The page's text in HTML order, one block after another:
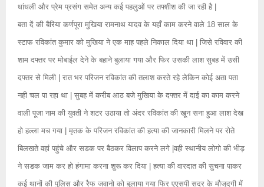
धांधली और प्रेम प्रसंग समेत अन्य कई पहलुओं पर तफ्शीश की जा रही है |
बता दें की बैरिया कर्णपूरा मुखिया रामनाथ यादव के यहाँ काम करने वाले 18 साल के
स्टाफ रविकांत कुमार को मुखिया ने एक माह पहले निकाल दिया था | जिसे रविवार की
शाम दफ्तर पर मोबाईल देने के बहाने बुलाया गया और फिर उसकी लाश सुबह में उसी
दफ्तर से मिली | रात भर परिजन रविकांत की तलाश करते रहे लेकिन कोई अता पता
नही चल पा रहा था | सुबह में करीब आठ बजे मुखिया के दफ्तर में दाई का काम करने
वाली पूजा नाम की युवती ने शटर उठाया तो अंदर रविकांत की खून सना हुआ लाश देख
हो हल्ला मच गया | मृतक के परिजन रविकांत की हत्या की जानकारी मिलने पर रोते
बिलखते वहां पहुंचे और सडक पर बैठकर विलाप करने लगे |वही स्थानीय लोगो की भीड़
ने सडक जाम कर हो हंगामा करना शुरू कर दिया | हत्या की वारदात की सुचना पाकर
कई थानों की पुलिस और रैफ जवानो को बुलाया गया फिर एएसपी सदर के मौजूदगी में